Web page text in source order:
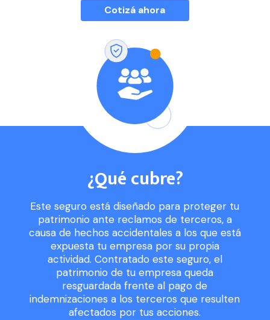
Cotizá ahora
¿Qué cubre?
Este seguro está diseñado para proteger tu
patrimonio ante reclamos de terceros, a
causa de hechos accidentales a los que está
expuesta tu empresa por su propia
actividad. Contratado este seguro, el
patrimonio de tu empresa queda
resguardada frente al pago de
indemnizaciones a los terceros que resulten
afectados por tus acciones.